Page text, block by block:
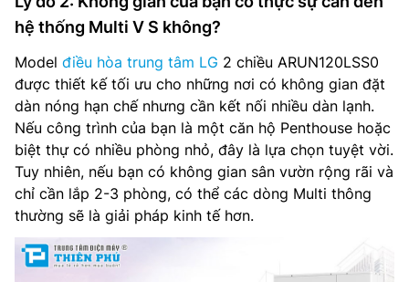
hệ thống Multi V S không?
Model điều hòa trung tâm LG 2 chiều ARUN120LSS0
được thiết kế tối ưu cho những nơi có không gian đặt
dàn nóng hạn chế nhưng cần kết nối nhiều dàn lạnh.
Nếu công trình của bạn là một căn hộ Penthouse hoặc
biệt thự có nhiều phòng nhỏ, đây là lựa chọn tuyệt vời.
Tuy nhiên, nếu bạn có không gian sân vườn rộng rãi và
chỉ cần lắp 2-3 phòng, có thể các dòng Multi thông
thường sẽ là giải pháp kinh tế hơn.